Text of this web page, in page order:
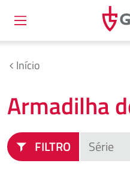
Início
Armadilha
FILTRO